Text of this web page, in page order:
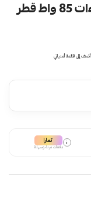
نجف مودرن ذهبي لون الانارة 3اضاءات 85 واط قطر
أضف إلى قائمة أمنياتي
i تمارا
دفعات مرنة وسهلة